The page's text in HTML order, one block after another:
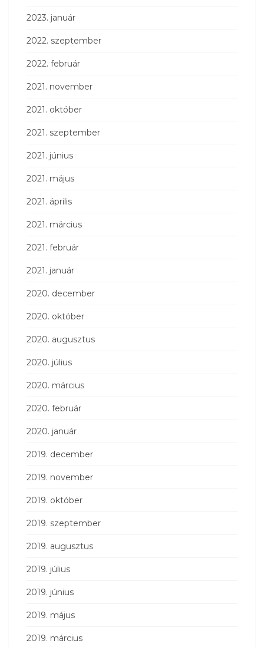
2023. január
2022. szeptember
2022. február
2021. november
2021. október
2021. szeptember
2021. június
2021. május
2021. április
2021. március
2021. február
2021. január
2020. december
2020. október
2020. augusztus
2020. július
2020. március
2020. február
2020. január
2019. december
2019. november
2019. október
2019. szeptember
2019. augusztus
2019. július
2019. június
2019. május
2019. március